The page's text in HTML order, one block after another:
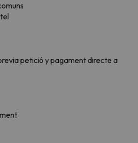
petició y pagament directe a